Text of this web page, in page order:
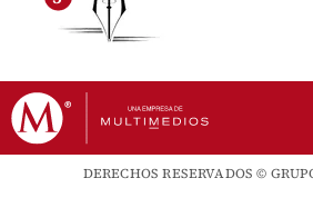
DERECHOS RESERVADOS ©